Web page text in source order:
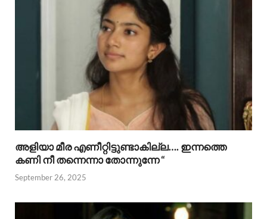
അളിയാ മീര എണീറ്റിട്ടുണ്ടാകില്ല…. ഇന്നത്തെ
കണി നീ തന്നെന്നാ തോന്നുന്നേ “
September 26, 2025